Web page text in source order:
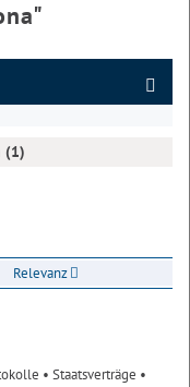
"
(1)
Relevanz
• Staatsverträge •